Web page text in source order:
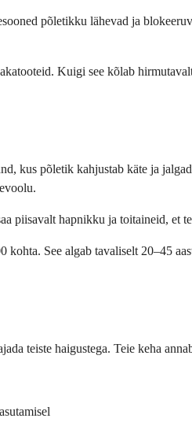
põletikku lähevad ja
Kuigi see kõlab
kus põletik kahjustab käte ja
piisavalt hapnikku ja toitaineid,
See algab tavaliselt 20–45
teiste haigustega. Teie keha